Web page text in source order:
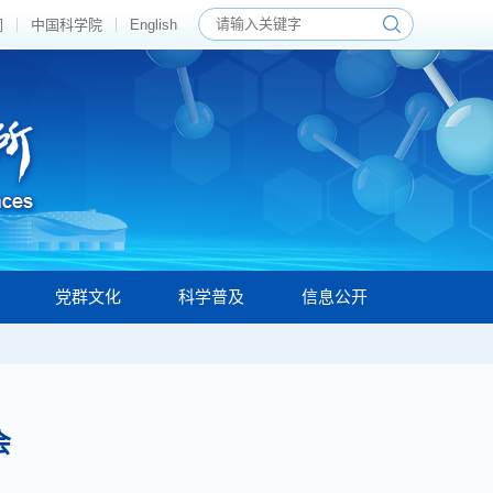
中国科学院 English
党群文化 科学普及 信息公开